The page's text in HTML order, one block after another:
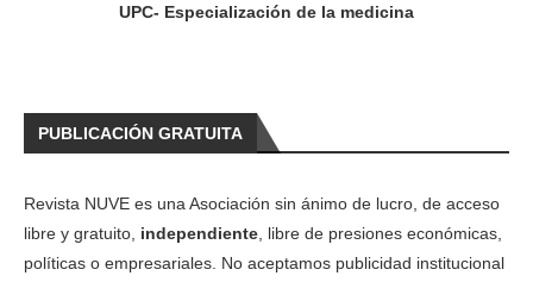
UPC- Especialización de la medicina
PUBLICACIÓN GRATUITA
Revista NUVE es una Asociación sin ánimo de lucro, de acceso
libre y gratuito, independiente , libre de presiones económicas,
políticas o empresariales. No aceptamos publicidad institucional